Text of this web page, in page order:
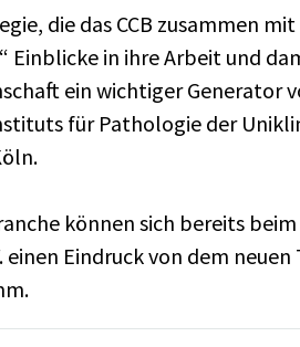
die das CCB zusammen
in ihre Arbeit und
ein wichtiger
für Pathologie der
können sich bereits
Eindruck von dem